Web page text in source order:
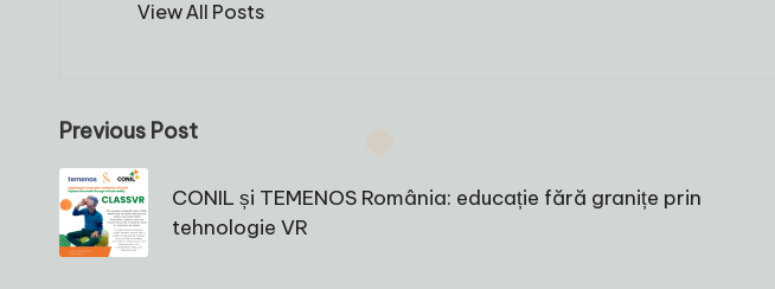
View All Posts
Post
navigation
Previous Post
CONIL și TEMENOS România: educație fără granițe prin
tehnologie VR